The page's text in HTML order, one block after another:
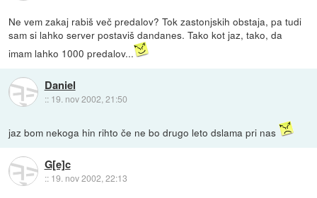
Ne vem zakaj rabiš več predalov? Tok zastonjskih obstaja, pa tudi
sam si lahko server postaviš dandanes. Tako kot jaz, tako, da
imam lahko 1000 predalov...
Daniel
:: 19. nov 2002, 21:50
jaz bom nekoga hin rihto če ne bo drugo leto dslama pri nas
G[e]c
:: 19. nov 2002, 22:13